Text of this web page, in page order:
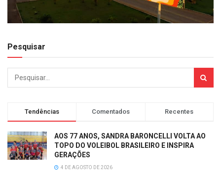
Pesquisar
Tendências Comentados Recentes
AOS 77 ANOS, SANDRA BARONCELLI VOLTA AO
TOPO DO VOLEIBOL BRASILEIRO E INSPIRA
GERAÇÕES
4 DE AGOSTO DE 2026